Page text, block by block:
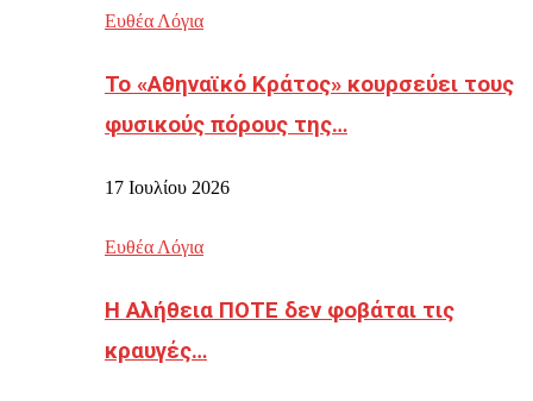
Ευθέα Λόγια
Το «Αθηναϊκό Κράτος» κουρσεύει τους
φυσικούς πόρους της…
17 Ιουλίου 2026
Ευθέα Λόγια
Η Αλήθεια ΠΟΤΕ δεν φοβάται τις
κραυγές…